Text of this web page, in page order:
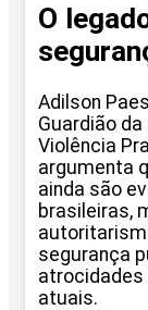
O
Adilson
Guardião
Violência
argumenta
ainda são
brasileiras,
segurança
atrocidades
atuais.